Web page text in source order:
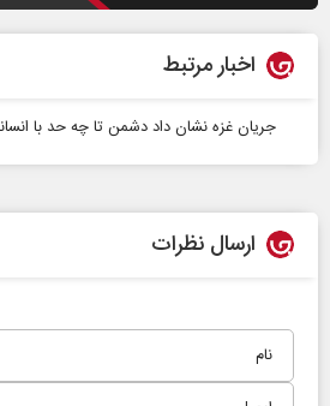
اخبار مرتبط
جریان غزه نشان داد دشمن تا چه حد با
ارسال نظرات